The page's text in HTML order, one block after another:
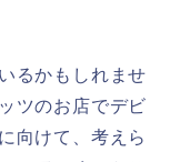
るかもしれませ
ツのお店でデビ
向けて、考えら